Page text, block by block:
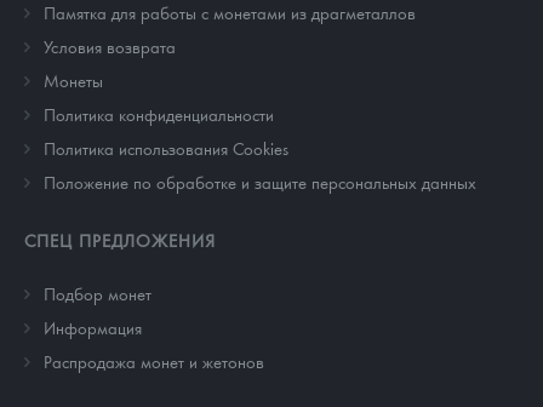
Памятка для работы с монетами из драгметаллов
Условия возврата
Монеты
Политика конфиденциальности
Политика использования Cookies
Положение по обработке и защите персональных данных
СПЕЦ ПРЕДЛОЖЕНИЯ
Подбор монет
Информация
Распродажа монет и жетонов